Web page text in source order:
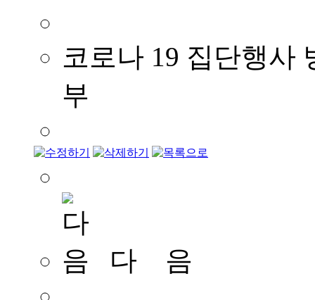
코로나 19 집단행사
부
다 음